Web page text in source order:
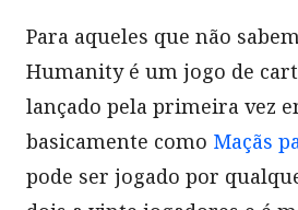
Para aqueles que não
Humanity é um jogo de
lançado pela primeira vez
basicamente como Maçãs
pode ser jogado por